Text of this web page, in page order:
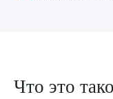
Правовая информация
Инструментальная
Подготовка к
Акции
Что это